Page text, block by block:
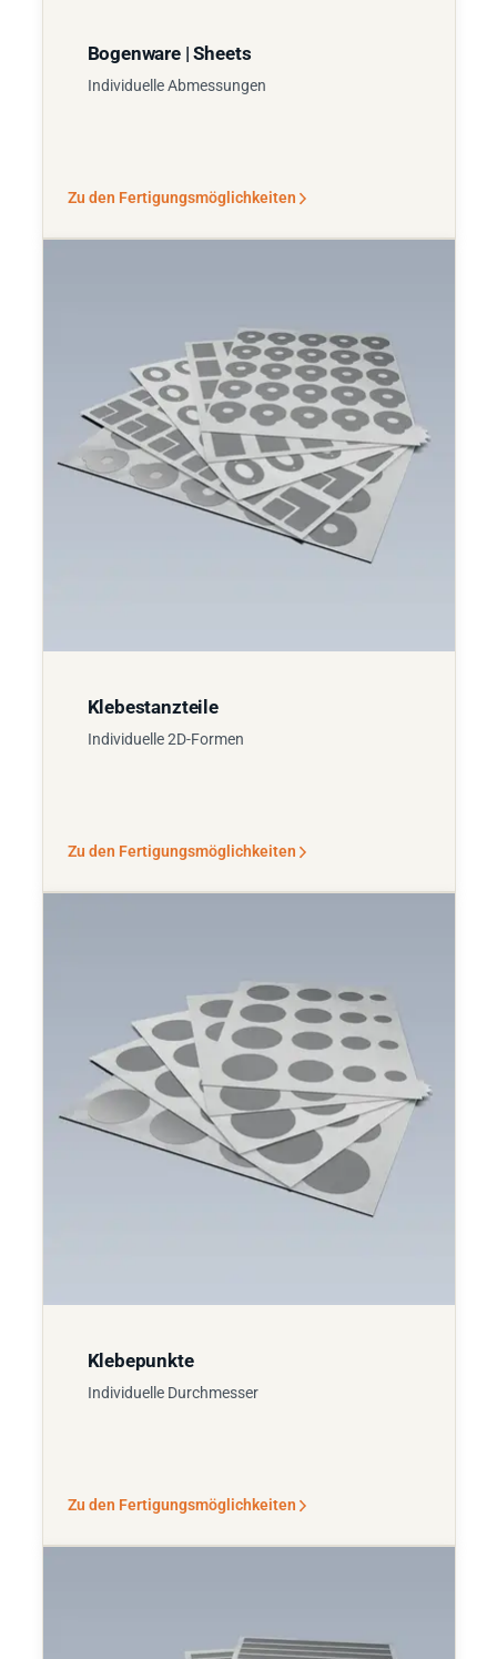
Bogenware | Sheets
Individuelle Abmessungen
Zu den Fertigungsmöglichkeiten
Klebestanzteile
Individuelle 2D-Formen
Zu den Fertigungsmöglichkeiten
Klebepunkte
Individuelle Durchmesser
Zu den Fertigungsmöglichkeiten